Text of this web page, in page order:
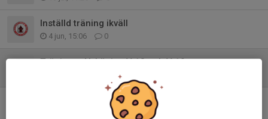
Inställd träning ikväll
4 jun, 15:06 0
Träningar Nyköping V.18 och V.19
Träning imorgon tisdag 31/3
0